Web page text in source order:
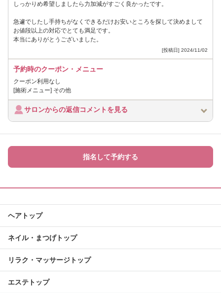
しっかりめ希望しましたら力加減がすごく良かったです。
急遽でしたし手持ちがなくできるだけお安いところを探して決めまして
お値段以上の対応でとても満足です。
本当にありがとうございました。
[投稿日] 2024/11/02
予約時のクーポン・メニュー
クーポン利用なし
[施術メニュー] その他
サロンからの返信コメントを見る
指名して予約する
ヘアトップ
ネイル・まつげトップ
リラク・マッサージトップ
エステトップ